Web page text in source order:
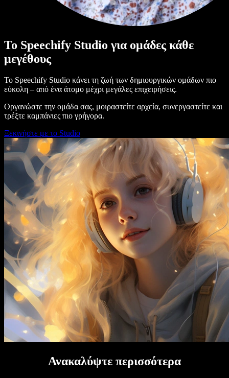
Το Speechify Studio για ομάδες κάθε
μεγέθους
Το Speechify Studio κάνει τη ζωή των δημιουργικών ομάδων πιο
εύκολη – από ένα άτομο μέχρι μεγάλες επιχειρήσεις.
Οργανώστε την ομάδα σας, μοιραστείτε αρχεία, συνεργαστείτε και
τρέξτε καμπάνιες πιο γρήγορα.
Ξεκινήστε με το Studio
Ανακαλύψτε περισσότερα